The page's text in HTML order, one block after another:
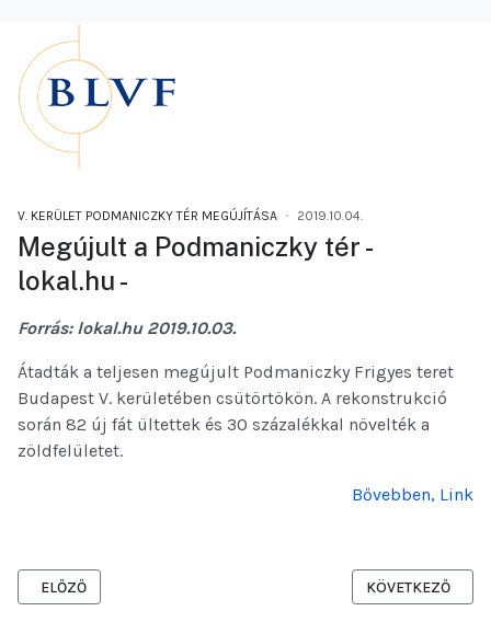
V. KERÜLET PODMANICZKY TÉR MEGÚJÍTÁSA 2019.10.04.
Megújult a Podmaniczky tér -
lokal.hu -
Forrás: lokal.hu 2019.10.03.
Átadták a teljesen megújult Podmaniczky Frigyes teret
Budapest V. kerületében csütörtökön. A rekonstrukció
során 82 új fát ültettek és 30 százalékkal növelték a
zöldfelületet.
Bővebben, Link
ELŐZŐ CIKK: ÁTADTÁK A MEGÚJULT FŐVÁROSI PODMANICZKY
ELŐZŐ KÖVETKEZŐ
KÖVETKEZŐ